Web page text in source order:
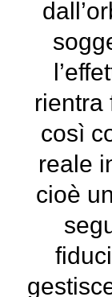
rientra
così
reale
cioè